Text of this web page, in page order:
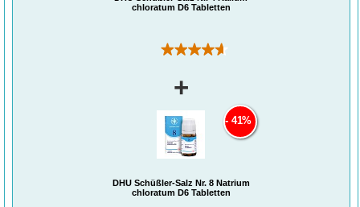
chloratum D6 Tabletten
(3)
+
DHU Schüßler-Salz Nr. 8 Natrium
chloratum D6 Tabletten
41%